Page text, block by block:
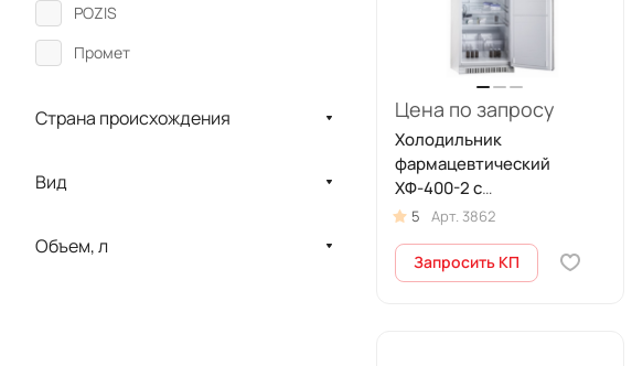
Цена по запросу
Холодильник
фармацевтический
ХФ-400-2 с
металлической дверью
5 Арт. 3862
Запросить КП
POZIS
Промет
Страна происхождения
Вид
Объем, л